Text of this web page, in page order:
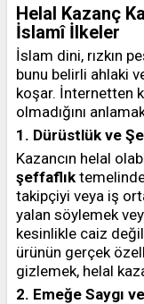
Helal Kazanç
İslamî İlkeler
İslam dini, rızkın
bunu belirli ahlaki
koşar. İnternetten
olmadığını
1. Dürüstlük ve
Kazancın helal
şeffaflık
takipçiyi veya iş
yalan söylemek
kesinlikle caiz
ürünün gerçek
gizlemek, helal
2. Emeğe Saygı